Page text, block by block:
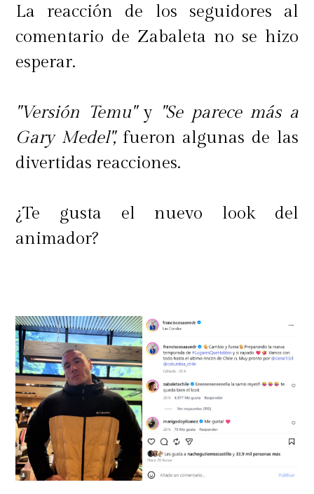
La reacción de los seguidores al
comentario de Zabaleta no se hizo
esperar.
"Versión Temu"y "Se parece más a
Gary Medel",fueron algunas de las
divertidas reacciones.
¿Te gusta el nuevo look del
animador?